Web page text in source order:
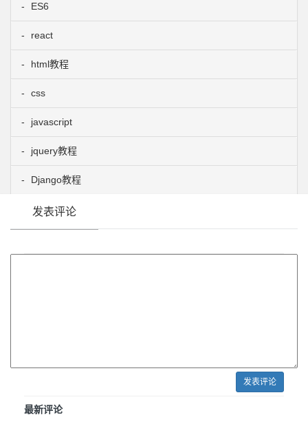
ES6
react
html教程
css
javascript
jquery教程
Django教程
发表评论
发表评论
最新评论